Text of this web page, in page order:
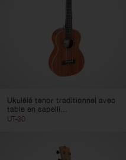
Ukulélé tenor traditionnel avec
table en sapelli...
UT-30